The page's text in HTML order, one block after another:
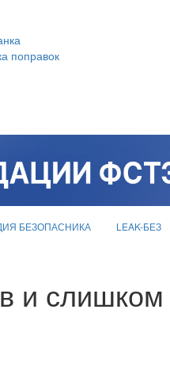
поправок
БЕЗОПАСНИКА LEAK-БЕЗ
и слишком